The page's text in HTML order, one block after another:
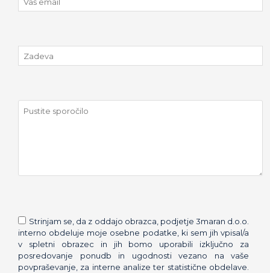
Strinjam se, da z oddajo obrazca, podjetje 3maran d.o.o.
interno obdeluje moje osebne podatke, ki sem jih vpisal/a
v spletni obrazec in jih bomo uporabili izključno za
posredovanje ponudb in ugodnosti vezano na vaše
povpraševanje, za interne analize ter statistične obdelave.